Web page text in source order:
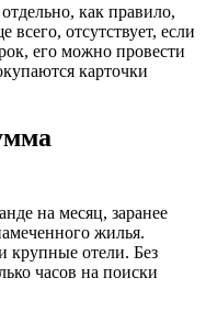
как правило,
всего, отсутствует, если
его можно провести
карточки
на месяц, заранее
жилья.
крупные отели. Без
часов на поиски